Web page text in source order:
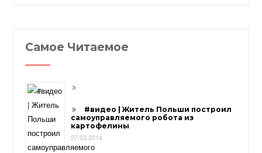
Самое Читаемое
#видео | Житель Польши построил
самоуправляемого робота из
картофелины
27.03.2014